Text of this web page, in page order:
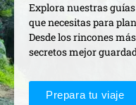
Explora nuestras
que necesitas para
Desde los rincones
secretos mejor
Prepara tu viaje